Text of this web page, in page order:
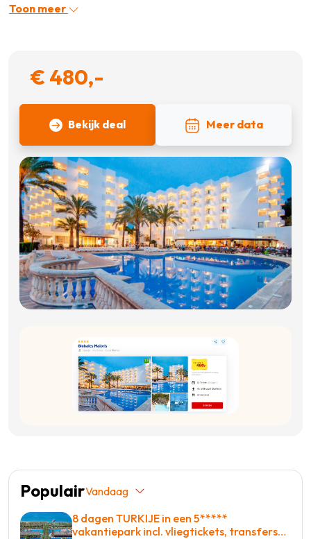
Toon meer
€ 480,-
Bekijk deal Meer data
PopulairVandaag
8 dagen TURKIJE in een 5*****
vakantiepark incl. vliegtickets, transfers